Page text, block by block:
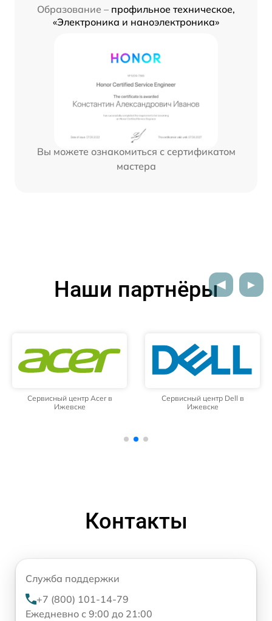
Образование – профильное техническое,
«Электроника и наноэлектроника»
Вы можете ознакомиться с сертификатом
мастера
Наши партнёры
Сервисный центр Acer в
Ижевске
Сервисный центр Dell в
Ижевске
Контакты
Служба поддержки
+7 (800) 101-14-79
Ежедневно с 9:00 до 21:00